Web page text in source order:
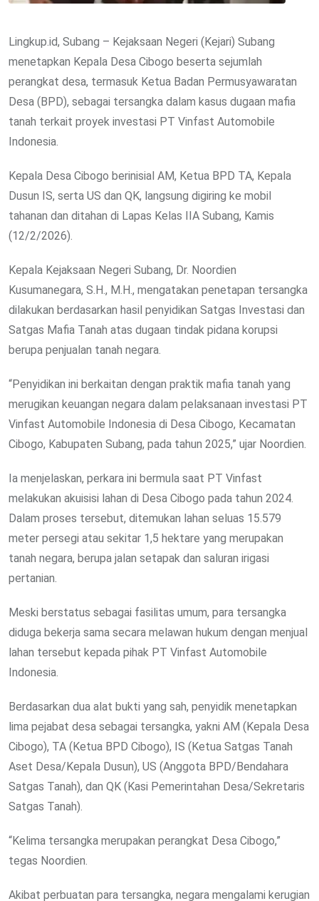
Lingkup.id, Subang – Kejaksaan Negeri (Kejari) Subang
menetapkan Kepala Desa Cibogo beserta sejumlah
perangkat desa, termasuk Ketua Badan Permusyawaratan
Desa (BPD), sebagai tersangka dalam kasus dugaan mafia
tanah terkait proyek investasi PT Vinfast Automobile
Indonesia.
Kepala Desa Cibogo berinisial AM, Ketua BPD TA, Kepala
Dusun IS, serta US dan QK, langsung digiring ke mobil
tahanan dan ditahan di Lapas Kelas IIA Subang, Kamis
(12/2/2026).
Kepala Kejaksaan Negeri Subang, Dr. Noordien
Kusumanegara, S.H., M.H., mengatakan penetapan tersangka
dilakukan berdasarkan hasil penyidikan Satgas Investasi dan
Satgas Mafia Tanah atas dugaan tindak pidana korupsi
berupa penjualan tanah negara.
“Penyidikan ini berkaitan dengan praktik mafia tanah yang
merugikan keuangan negara dalam pelaksanaan investasi PT
Vinfast Automobile Indonesia di Desa Cibogo, Kecamatan
Cibogo, Kabupaten Subang, pada tahun 2025,” ujar Noordien.
Ia menjelaskan, perkara ini bermula saat PT Vinfast
melakukan akuisisi lahan di Desa Cibogo pada tahun 2024.
Dalam proses tersebut, ditemukan lahan seluas 15.579
meter persegi atau sekitar 1,5 hektare yang merupakan
tanah negara, berupa jalan setapak dan saluran irigasi
pertanian.
Meski berstatus sebagai fasilitas umum, para tersangka
diduga bekerja sama secara melawan hukum dengan menjual
lahan tersebut kepada pihak PT Vinfast Automobile
Indonesia.
Berdasarkan dua alat bukti yang sah, penyidik menetapkan
lima pejabat desa sebagai tersangka, yakni AM (Kepala Desa
Cibogo), TA (Ketua BPD Cibogo), IS (Ketua Satgas Tanah
Aset Desa/Kepala Dusun), US (Anggota BPD/Bendahara
Satgas Tanah), dan QK (Kasi Pemerintahan Desa/Sekretaris
Satgas Tanah).
“Kelima tersangka merupakan perangkat Desa Cibogo,”
tegas Noordien.
Akibat perbuatan para tersangka, negara mengalami kerugian